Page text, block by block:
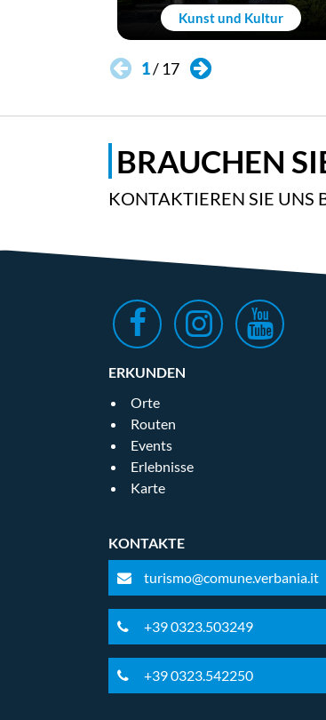
Kunst und Kultur
1/ 17
BRAUCHEN
KONTAKTIEREN SIE UNS
ERKUNDEN
Orte
Routen
Events
Erlebnisse
Karte
KONTAKTE
turismo@comune.verbania.it
+39 0323.503249
+39 0323.542250